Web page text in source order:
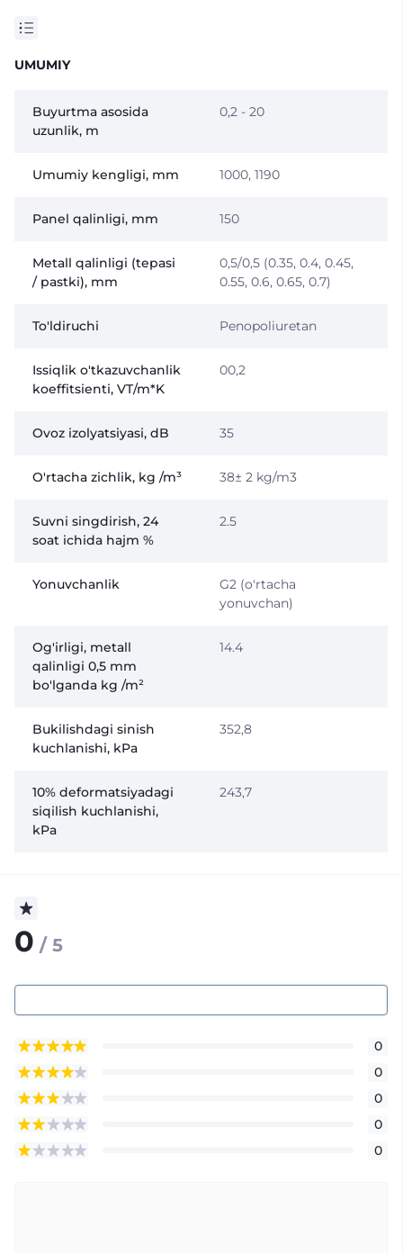
UMUMIY
Buyurtma asosida
uzunlik, m
0,2 - 20
Umumiy kengligi, mm 1000, 1190
Panel qalinligi, mm 150
Metall qalinligi (tepasi
/ pastki), mm
0,5/0,5 (0.35, 0.4, 0.45,
0.55, 0.6, 0.65, 0.7)
To'ldiruchi Penopoliuretan
Issiqlik o'tkazuvchanlik
koeffitsienti, VT/m*K
00,2
Ovoz izolyatsiyasi, dB 35
O'rtacha zichlik, kg /m³ 38± 2 kg/m3
Suvni singdirish, 24
soat ichida hajm %
2.5
Yonuvchanlik
G2 (o'rtacha
yonuvchan)
Og'irligi, metall
qalinligi 0,5 mm
bo'lganda kg /m²
14.4
Bukilishdagi sinish
kuchlanishi, kPa
352,8
10% deformatsiyadagi
siqilish kuchlanishi,
kPa
243,7
0 / 5
0
0
0
0
0